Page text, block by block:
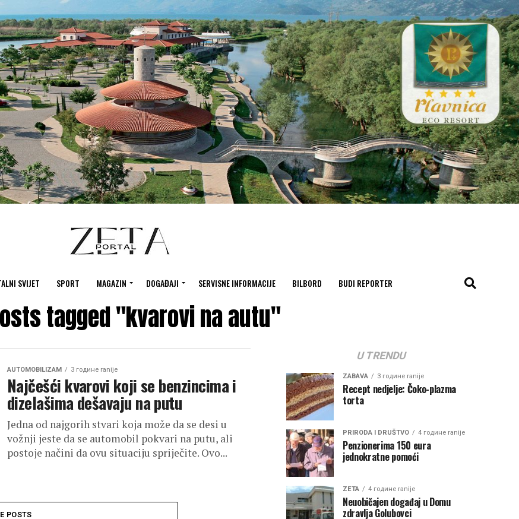
SVIJET SPORT MAGAZIN DOGAĐAJI SERVISNE INFORMACIJE BILBORD BUDI REPORTER
tagged "kvarovi na autu"
AUTOMOBILIZAM 3 године ranije
Najčešći kvarovi koji se benzincima i
dizelašima dešavaju na putu
Jedna od najgorih stvari koja može da se desi u
vožnji jeste da se automobil pokvari na putu, ali
postoje načini da ovu situaciju spriječite. Ovo...
POSTS
U TRENDU
ZABAVA 3 године ranije
Recept nedjelje: Čoko-plazma
torta
PRIRODA I DRUŠTVO 4 године ranije
Penzionerima 150 eura
jednokratne pomoći
ZETA 4 године ranije
Neuobičajen događaj u Domu
zdravlja Golubovci